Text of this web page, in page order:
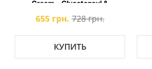
Cream - Glycotensyl &
655 грн. 728 грн.
КУПИТЬ